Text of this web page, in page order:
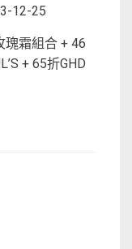
12-25
霜組合 + 46
+ 65折GHD